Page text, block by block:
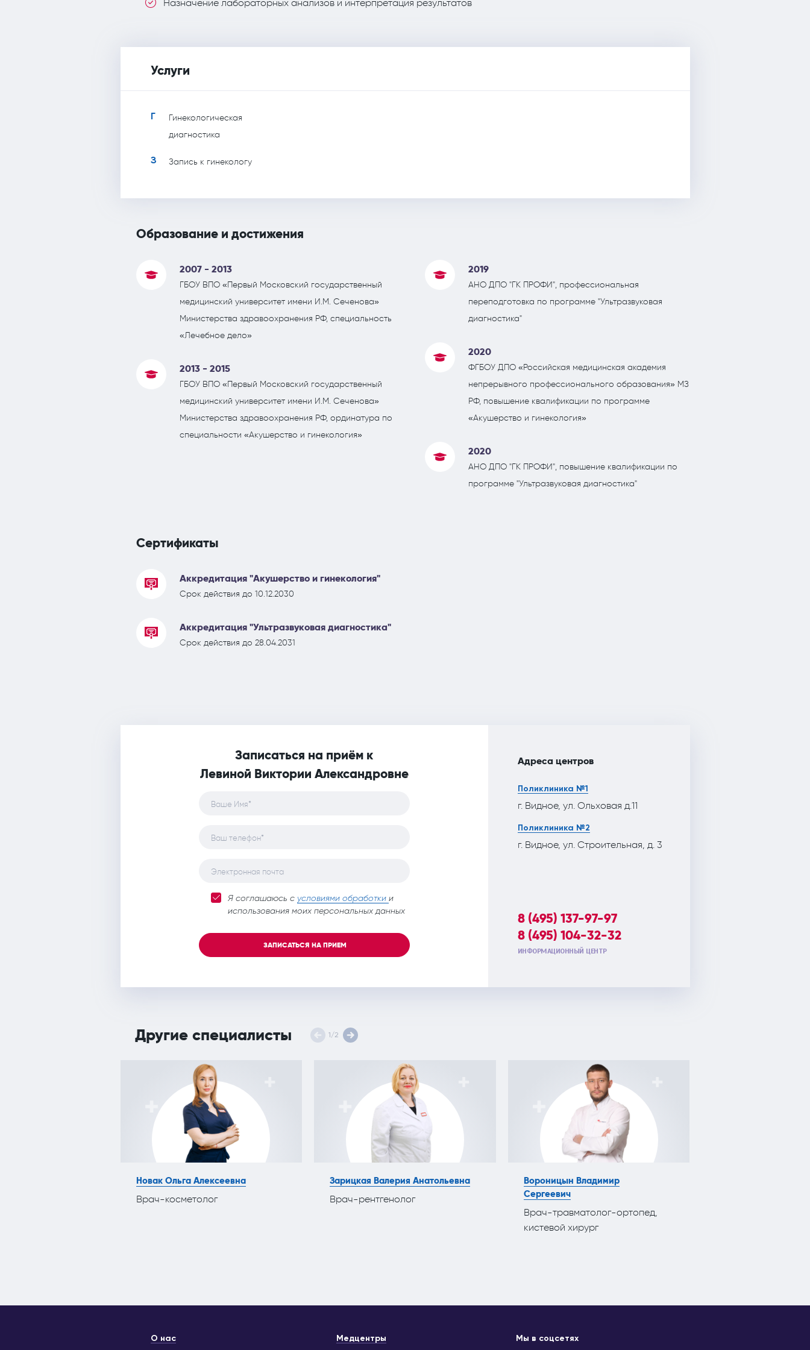
Назначение лабораторных анализов и интерпретация результатов
Услуги
Г
Гинекологическая
диагностика
З Запись к гинекологу
Образование и достижения
2007 - 2013
ГБОУ ВПО «Первый Московский государственный
медицинский университет имени И.М. Сеченова»
Министерства здравоохранения РФ, специальность
«Лечебное дело»
2013 - 2015
ГБОУ ВПО «Первый Московский государственный
медицинский университет имени И.М. Сеченова»
Министерства здравоохранения РФ, ординатура по
специальности «Акушерство и гинекология»
2019
АНО ДПО "ГК ПРОФИ", профессиональная
переподготовка по программе "Ультразвуковая
диагностика"
2020
ФГБОУ ДПО «Российская медицинская академия
непрерывного профессионального образования» МЗ
РФ, повышение квалификации по программе
«Акушерство и гинекология»
2020
АНО ДПО "ГК ПРОФИ", повышение квалификации по
программе "Ультразвуковая диагностика"
Сертификаты
Аккредитация "Акушерство и гинекология"
Срок действия до 10.12.2030
Аккредитация "Ультразвуковая диагностика"
Срок действия до 28.04.2031
Записаться на приём к
Левиной Виктории Александровне
Ваше Имя*
Ваш телефон*
Электронная почта
Я соглашаюсь с условиями обработки и
использования моих персональных данных
ЗАПИСАТЬСЯ НА ПРИЕМ
Адреса центров
Поликлиника №1
г. Видное, ул. Ольховая д.11
Поликлиника №2
г. Видное, ул. Строительная, д. 3
8 (495) 137-97-97
8 (495) 104-32-32
ИНФОРМАЦИОННЫЙ ЦЕНТР
Другие специалисты 1 /2
Новак Ольга Алексеевна
Врач-косметолог
Зарицкая Валерия Анатольевна
Врач-рентгенолог
Вороницын Владимир
Сергеевич
Врач-травматолог-ортопед,
кистевой хирург
О нас Медцентры Мы в соцсетях